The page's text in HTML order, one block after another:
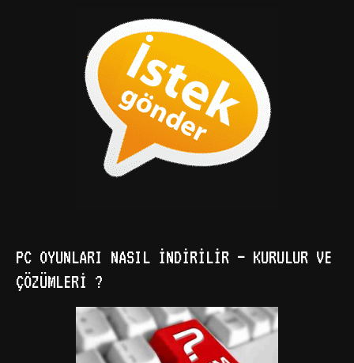
PC OYUNLARI NASIL İNDIRILIR – KURULUR VE
ÇÖZÜMLERI ?